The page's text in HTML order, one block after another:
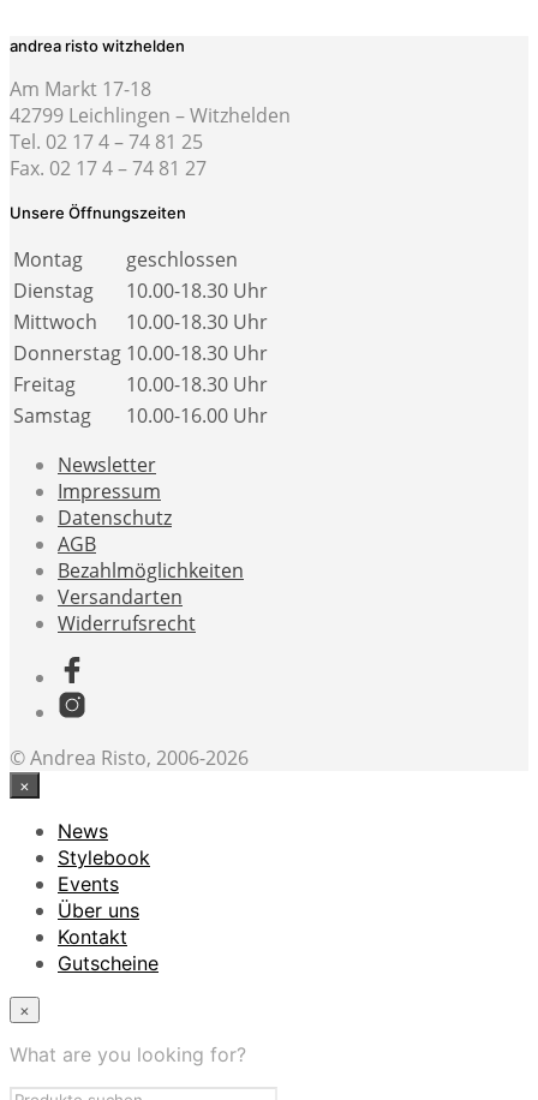
andrea risto witzhelden
Am Markt 17-18
42799 Leichlingen – Witzhelden
Tel. 02 17 4 – 74 81 25
Fax. 02 17 4 – 74 81 27
Unsere Öffnungszeiten
Montag
geschlossen
Dienstag
10.00-18.30 Uhr
Mittwoch
10.00-18.30 Uhr
Donnerstag 10.00-18.30 Uhr
Freitag
10.00-18.30 Uhr
Samstag
10.00-16.00 Uhr
Newsletter
Impressum
Datenschutz
AGB
Bezahlmöglichkeiten
Versandarten
Widerrufsrecht
© Andrea Risto, 2006-2026
×
News
Stylebook
Events
Über uns
Kontakt
Gutscheine
×
What are you looking for?